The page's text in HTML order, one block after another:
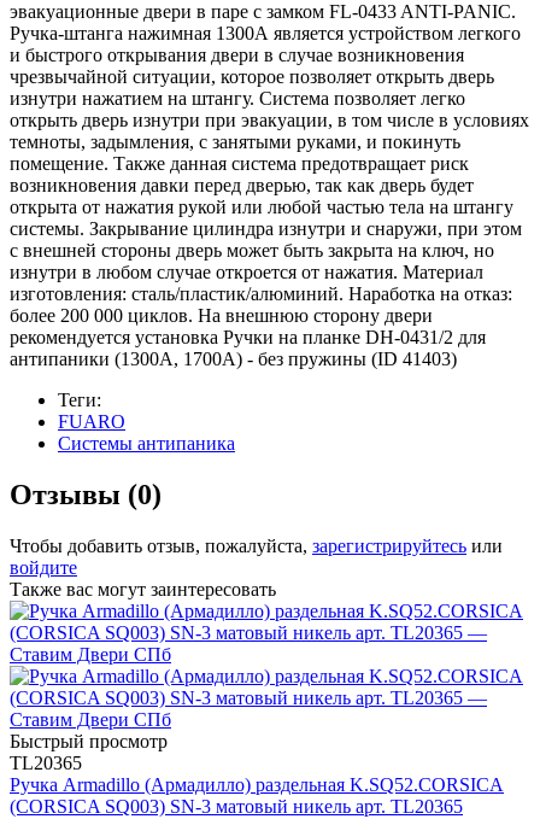
эвакуационные двери в паре с замком FL-0433 ANTI-PANIC.
Ручка-штанга нажимная 1300А является устройством легкого
и быстрого открывания двери в случае возникновения
чрезвычайной ситуации, которое позволяет открыть дверь
изнутри нажатием на штангу. Система позволяет легко
открыть дверь изнутри при эвакуации, в том числе в условиях
темноты, задымления, с занятыми руками, и покинуть
помещение. Также данная система предотвращает риск
возникновения давки перед дверью, так как дверь будет
открыта от нажатия рукой или любой частью тела на штангу
системы. Закрывание цилиндра изнутри и снаружи, при этом
с внешней стороны дверь может быть закрыта на ключ, но
изнутри в любом случае откроется от нажатия. Материал
изготовления: сталь/пластик/алюминий. Наработка на отказ:
более 200 000 циклов. На внешнюю сторону двери
рекомендуется установка Ручки на планке DH-0431/2 для
антипаники (1300А, 1700A) - без пружины (ID 41403)
Теги:
FUARO
Системы антипаника
Отзывы (0)
Чтобы добавить отзыв, пожалуйста, зарегистрируйтесь или
войдите
Также вас могут заинтересовать
Быстрый просмотр
TL20365
Ручка Armadillo (Армадилло) раздельная K.SQ52.CORSICA
(CORSICA SQ003) SN-3 матовый никель арт. TL20365